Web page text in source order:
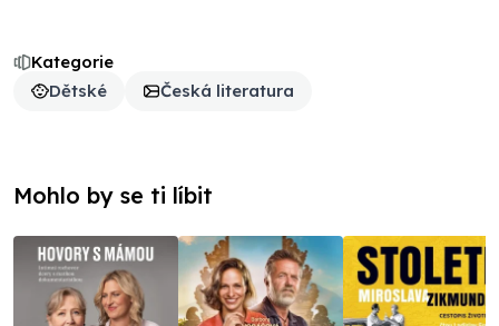
Kategorie
Dětské
Česká literatura
Mohlo by se ti líbit